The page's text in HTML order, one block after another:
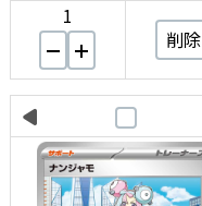
1
削除